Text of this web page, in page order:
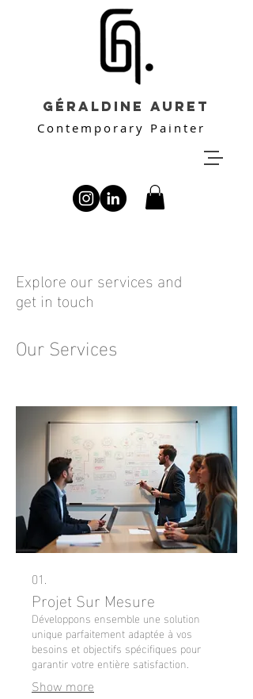
Géraldine Auret
Contemporary Painter
Explore our services and
get in touch
Our Services
01.
Projet Sur Mesure
Développons ensemble une solution
unique parfaitement adaptée à vos
besoins et objectifs spécifiques pour
garantir votre entière satisfaction.
Show more